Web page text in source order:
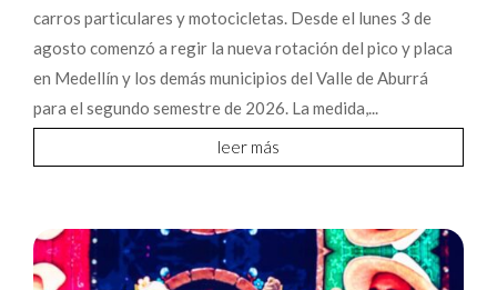
carros particulares y motocicletas. Desde el lunes 3 de
agosto comenzó a regir la nueva rotación del pico y placa
en Medellín y los demás municipios del Valle de Aburrá
para el segundo semestre de 2026. La medida,...
leer más